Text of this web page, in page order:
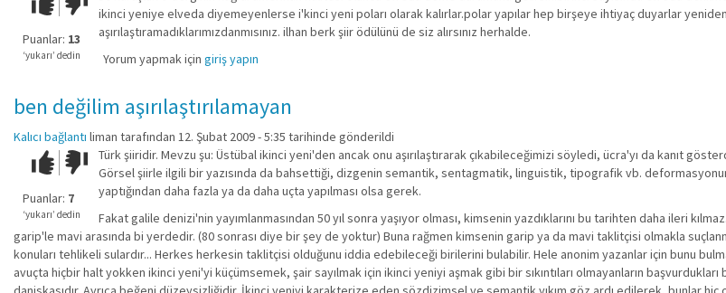
kadar
iyi
değil!
Puanlar: 13
‘yukarı’ dedin
ikinci yeniye elveda diyemeyenlerse i'kinci yeni poları olarak kalırlar.polar yapılar hep birşeye ihtiyaç duyarlar
aşırılaştıramadıklarımızdanmısınız. ilhan berk şiir ödülünü de siz alırsınız herhalde.
Yorum yapmak için giriş yapın
ben değilim aşırılaştırılamayan
Kalıcı bağlantı liman tarafından 12. Şubat 2009 - 5:35 tarihinde gönderildi
Çok iyi!O
kadar
iyi
değil!
Puanlar: 7
‘yukarı’ dedin
Türk şiiridir. Mevzu şu: Üstübal ikinci yeni'den ancak onu aşırılaştırarak çıkabileceğimizi söyledi, ücra'yı da kanıt
Görsel şiirle ilgili bir yazısında da bahsettiği, dizgenin semantik, sentagmatik, linguistik, tipografik vb.
yaptığından daha fazla ya da daha uçta yapılması olsa gerek.
Fakat galile denizi'nin yayımlanmasından 50 yıl sonra yaşıyor olması, kimsenin yazdıklarını bu tarihten daha ileri
garip'le mavi arasında bi yerdedir. (80 sonrası diye bir şey de yoktur) Buna rağmen kimsenin garip ya da mavi taklitçisi olmakla
konuları tehlikeli sulardır... Herkes herkesin taklitçisi olduğunu iddia edebileceği birilerini bulabilir. Hele anonim yazanlar için bunu
avuçta hiçbir halt yokken ikinci yeni'yi küçümsemek, şair sayılmak için ikinci yeniyi aşmak gibi bir sıkıntıları olmayanların